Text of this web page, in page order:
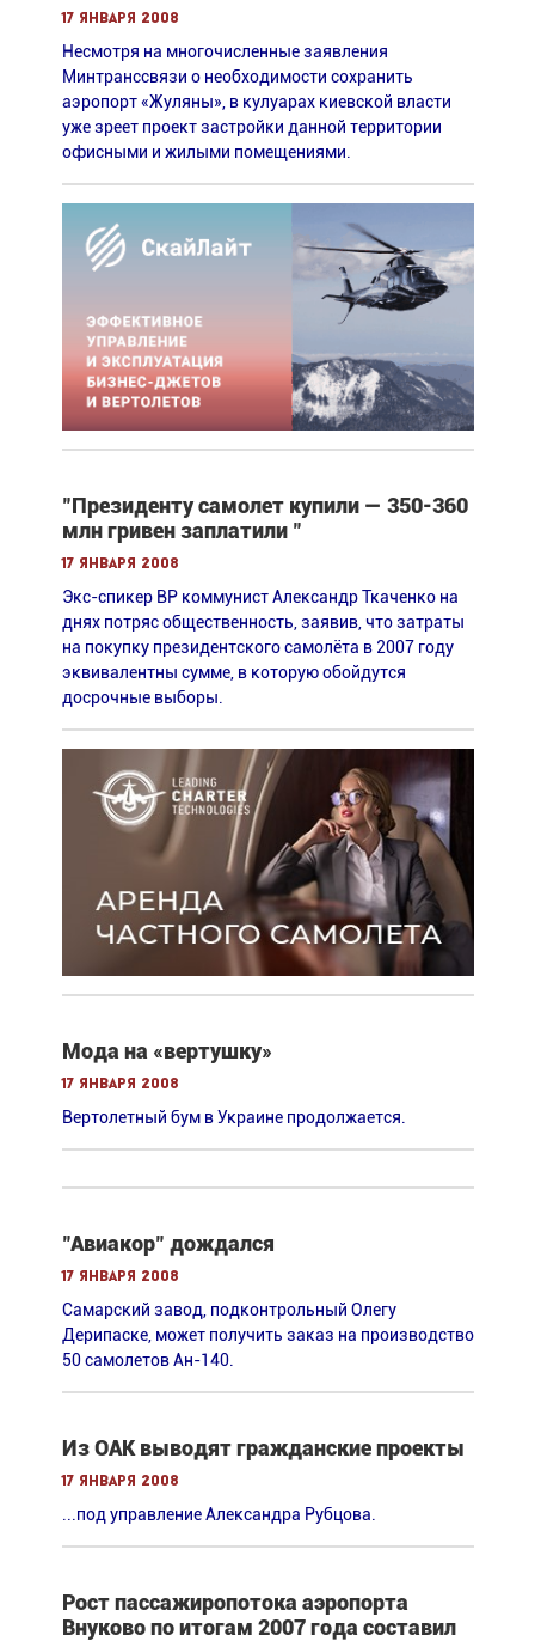
17 января 2008
Несмотря на многочисленные заявления
Минтранссвязи о необходимости сохранить
аэропорт «Жуляны», в кулуарах киевской власти
уже зреет проект застройки данной территории
офисными и жилыми помещениями.
"Президенту самолет купили — 350-360
млн гривен заплатили "
17 января 2008
Экс-спикер ВР коммунист Александр Ткаченко на
днях потряс общественность, заявив, что затраты
на покупку президентского самолёта в 2007 году
эквивалентны сумме, в которую обойдутся
досрочные выборы.
Мода на «вертушку»
17 января 2008
Вертолетный бум в Украине продолжается.
"Авиакор" дождался
17 января 2008
Cамарский завод, подконтрольный Олегу
Дерипаске, может получить заказ на производство
50 самолетов Ан-140.
Из ОАК выводят гражданские проекты
17 января 2008
...под управление Александра Рубцова.
Рост пассажиропотока аэропорта
Внуково по итогам 2007 года составил